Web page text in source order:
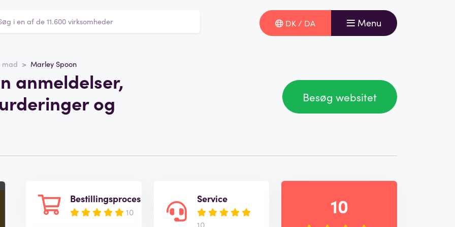
DK / DA Menu
mad Marley Spoon
anmeldelser,
og
Besøg websitet
Bestillingsproces
10
Service
10
10